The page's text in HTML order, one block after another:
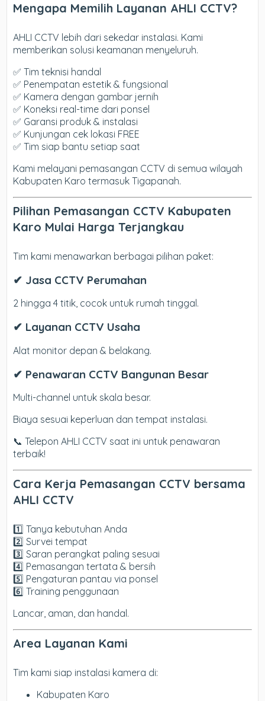
Mengapa Memilih Layanan AHLI CCTV?
AHLI CCTV lebih dari sekedar instalasi. Kami
memberikan solusi keamanan menyeluruh.
✅ Tim teknisi handal
✅ Penempatan estetik & fungsional
✅ Kamera dengan gambar jernih
✅ Koneksi real-time dari ponsel
✅ Garansi produk & instalasi
✅ Kunjungan cek lokasi FREE
✅ Tim siap bantu setiap saat
Kami melayani pemasangan CCTV di semua wilayah
Kabupaten Karo termasuk Tigapanah.
Pilihan Pemasangan CCTV Kabupaten
Karo Mulai Harga Terjangkau
Tim kami menawarkan berbagai pilihan paket:
✔ Jasa CCTV Perumahan
2 hingga 4 titik, cocok untuk rumah tinggal.
✔ Layanan CCTV Usaha
Alat monitor depan & belakang.
✔ Penawaran CCTV Bangunan Besar
Multi-channel untuk skala besar.
Biaya sesuai keperluan dan tempat instalasi.
📞 Telepon AHLI CCTV saat ini untuk penawaran
terbaik!
Cara Kerja Pemasangan CCTV bersama
AHLI CCTV
1️⃣ Tanya kebutuhan Anda
2️⃣ Survei tempat
3️⃣ Saran perangkat paling sesuai
4️⃣ Pemasangan tertata & bersih
5️⃣ Pengaturan pantau via ponsel
6️⃣ Training penggunaan
Lancar, aman, dan handal.
Area Layanan Kami
Tim kami siap instalasi kamera di:
Kabupaten Karo